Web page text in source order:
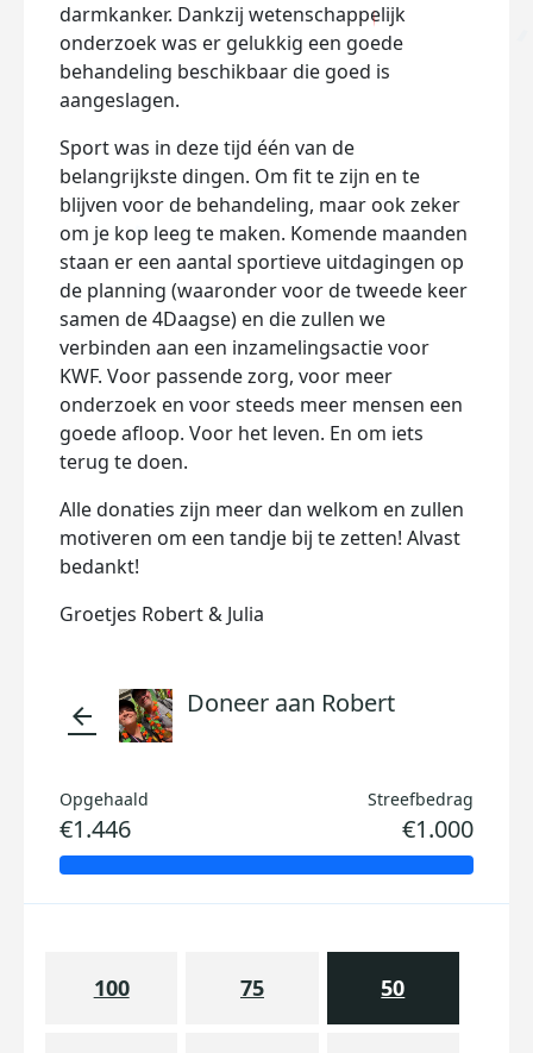
darmkanker. Dankzij wetenschappelijk
onderzoek was er gelukkig een goede
behandeling beschikbaar die goed is
aangeslagen.
Sport was in deze tijd één van de
belangrijkste dingen. Om fit te zijn en te
blijven voor de behandeling, maar ook zeker
om je kop leeg te maken. Komende maanden
staan er een aantal sportieve uitdagingen op
de planning (waaronder voor de tweede keer
samen de 4Daagse) en die zullen we
verbinden aan een inzamelingsactie voor
KWF. Voor passende zorg, voor meer
onderzoek en voor steeds meer mensen een
goede afloop. Voor het leven. En om iets
terug te doen.
Alle donaties zijn meer dan welkom en zullen
motiveren om een tandje bij te zetten! Alvast
bedankt!
Groetjes Robert & Julia
arrow_back Doneer aan Robert
Opgehaald
€1.446
Streefbedrag
€1.000
100 75 50